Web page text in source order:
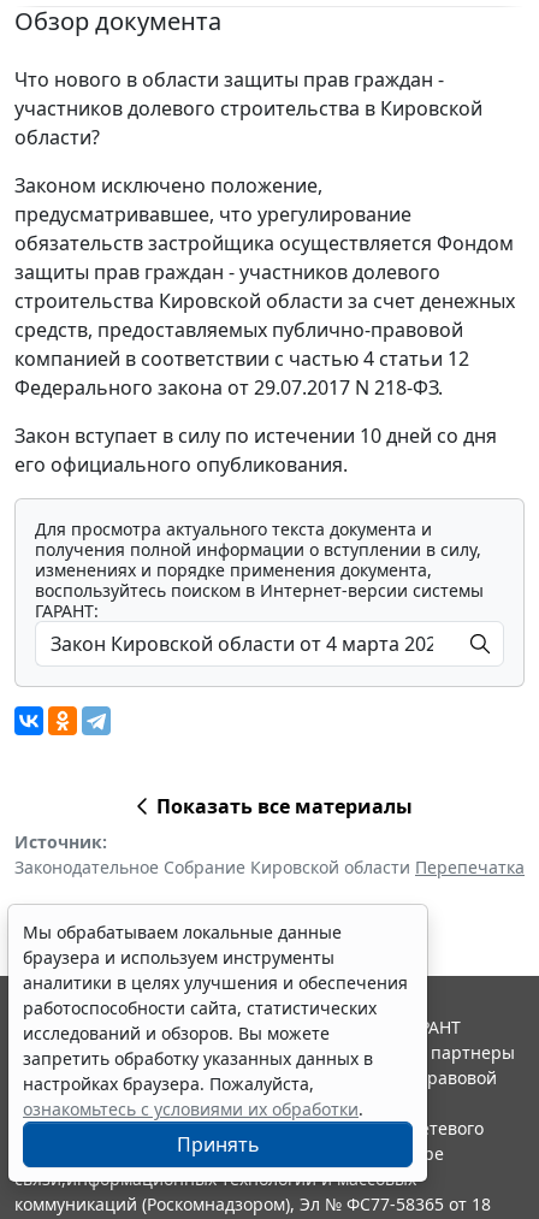
Обзор документа
Что нового в области защиты прав граждан -
участников долевого строительства в Кировской
области?
Законом исключено положение,
предусматривавшее, что урегулирование
обязательств застройщика осуществляется Фондом
защиты прав граждан - участников долевого
строительства Кировской области за счет денежных
средств, предоставляемых публично-правовой
компанией в соответствии с частью 4 статьи 12
Федерального закона от 29.07.2017 N 218-ФЗ.
Закон вступает в силу по истечении 10 дней со дня
его официального опубликования.
Для просмотра актуального текста документа и
получения полной информации о вступлении в силу,
изменениях и порядке применения документа,
воспользуйтесь поиском в Интернет-версии системы
ГАРАНТ:
Показать все материалы
Источник:
Законодательное Собрание Кировской области Перепечатка
Мы обрабатываем локальные данные
браузера и используем инструменты
аналитики в целях улучшения и обеспечения
работоспособности сайта, статистических
исследований и обзоров. Вы можете
запретить обработку указанных данных в
настройках браузера. Пожалуйста,
ознакомьтесь с условиями их обработки.
Принять
© ООО "НПП "ГАРАНТ-СЕРВИС", 2026. Система ГАРАНТ
выпускается с 1990 года. Компания "Гарант" и ее партнеры
являются участниками Российской ассоциации правовой
информации ГАРАНТ.
Портал ГАРАНТ.РУ зарегистрирован в качестве сетевого
издания Федеральной службой по надзору в сфере
связи,информационных технологий и массовых
коммуникаций (Роскомнадзором), Эл № ФС77-58365 от 18